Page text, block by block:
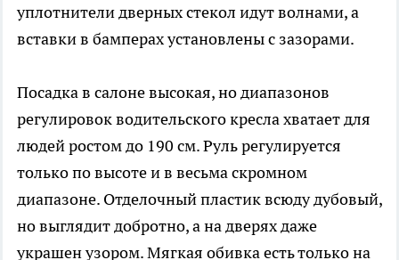
уплотнители дверных стекол идут волнами, а
вставки в бамперах установлены с зазорами.
Посадка в салоне высокая, но диапазонов
регулировок водительского кресла хватает для
людей ростом до 190 см. Руль регулируется
только по высоте и в весьма скромном
диапазоне. Отделочный пластик всюду дубовый,
но выглядит добротно, а на дверях даже
украшен узором. Мягкая обивка есть только на